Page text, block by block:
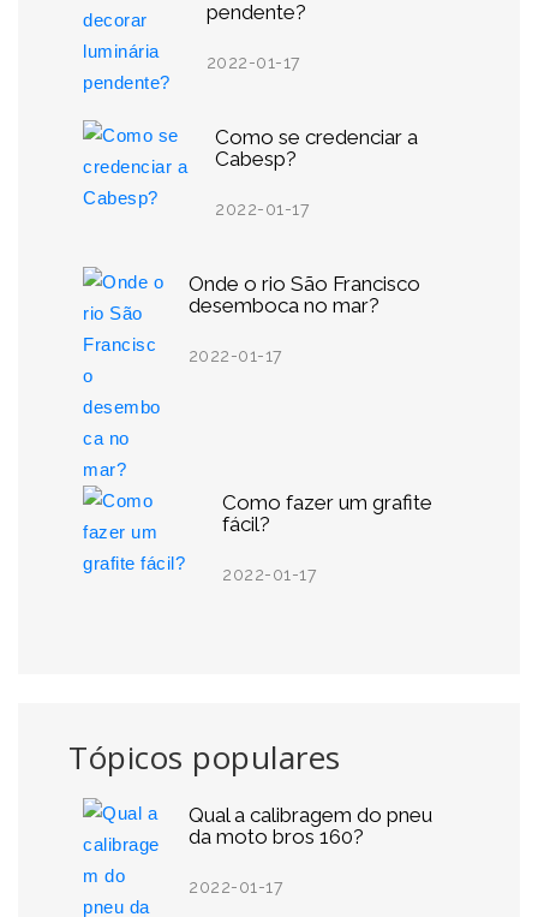
pendente?
2022-01-17
Como se credenciar a
Cabesp?
2022-01-17
Onde o rio São Francisco
desemboca no mar?
2022-01-17
Como fazer um grafite
fácil?
2022-01-17
Tópicos populares
Qual a calibragem do pneu
da moto bros 160?
2022-01-17